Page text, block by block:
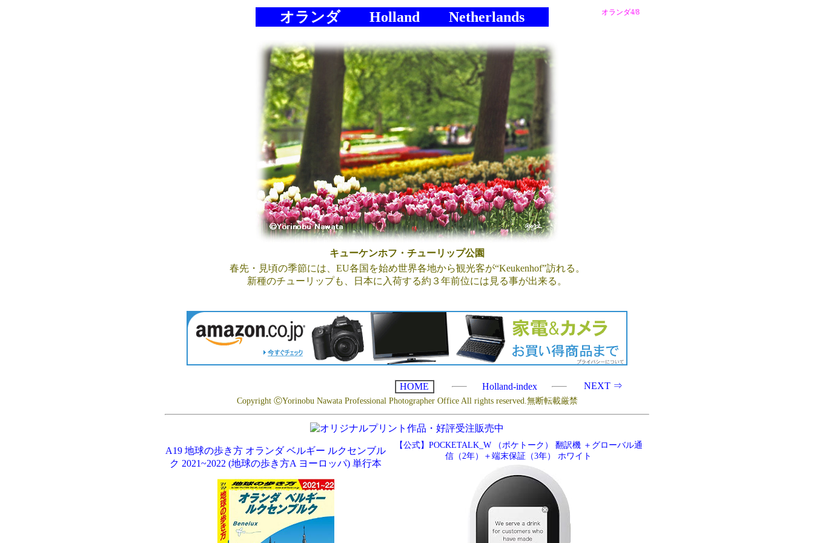
オランダ Holland Netherlands オランダ4/8
キューケンホフ・チューリップ公園
春先・見頃の季節には、EU各国を始め世界各地から観光客が“Keukenhof”訪れる。
新種のチューリップも、日本に入荷する約３年前位には見る事が出来る。
HOME Holland-index NEXT ⇒
Copyright ⒸYorinobu Nawata Professional Photographer Office All rights reserved.無断転載厳禁
A19 地球の歩き方 オランダ ベルギー ルクセンブル
ク 2021~2022 (地球の歩き方A ヨーロッパ) 単行本
【公式】POCKETALK_W （ポケトーク） 翻訳機 ＋グローバル通
信（2年）＋端末保証（3年） ホワイト